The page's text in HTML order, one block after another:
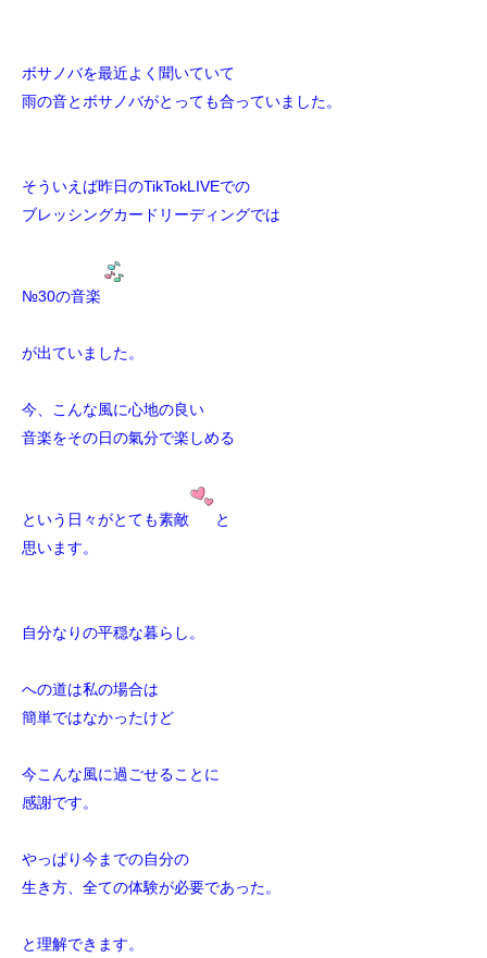
ボサノバを最近よく聞いていて
雨の音とボサノバがとっても合っていました。
そういえば昨日のTikTokLIVEでの
ブレッシングカードリーディングでは
№30の音楽
が出ていました。
今、こんな風に心地の良い
音楽をその日の氣分で楽しめる
という日々がとても素敵
と
思います。
自分なりの平穏な暮らし。
への道は私の場合は
簡単ではなかったけど
今こんな風に過ごせることに
感謝です。
やっぱり今までの自分の
生き方、全ての体験が必要であった。
と理解できます。